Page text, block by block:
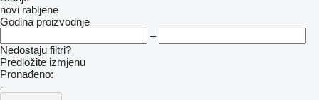
novi rabljene
Godina proizvodnje
–
Nedostaju filtri?
Predložite izmjenu
Pronađeno:
-